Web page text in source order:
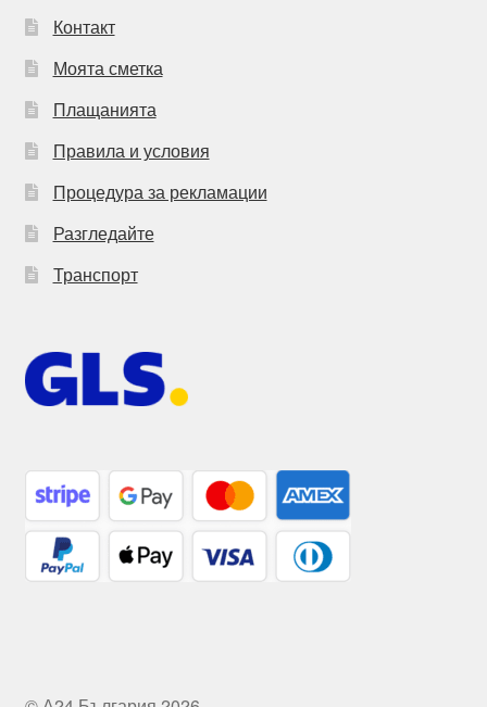
Контакт
Моята сметка
Плащанията
Правила и условия
Процедура за рекламации
Разгледайте
Транспорт